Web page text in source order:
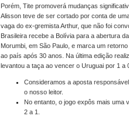
Porém, Tite promoverá mudanças
Alisson teve de ser cortado por conta de
vaga do ex-gremista Arthur, que não foi
Brasileira recebe a Bolívia para a abertura
Morumbi, em São Paulo, e marca um
ao país após 30 anos. Na última edição
levantou a taça ao vencer o Uruguai por 1 a
Consideramos a aposta
o nosso leitor.
No entanto, o jogo expôs mais uma
2 a 1.